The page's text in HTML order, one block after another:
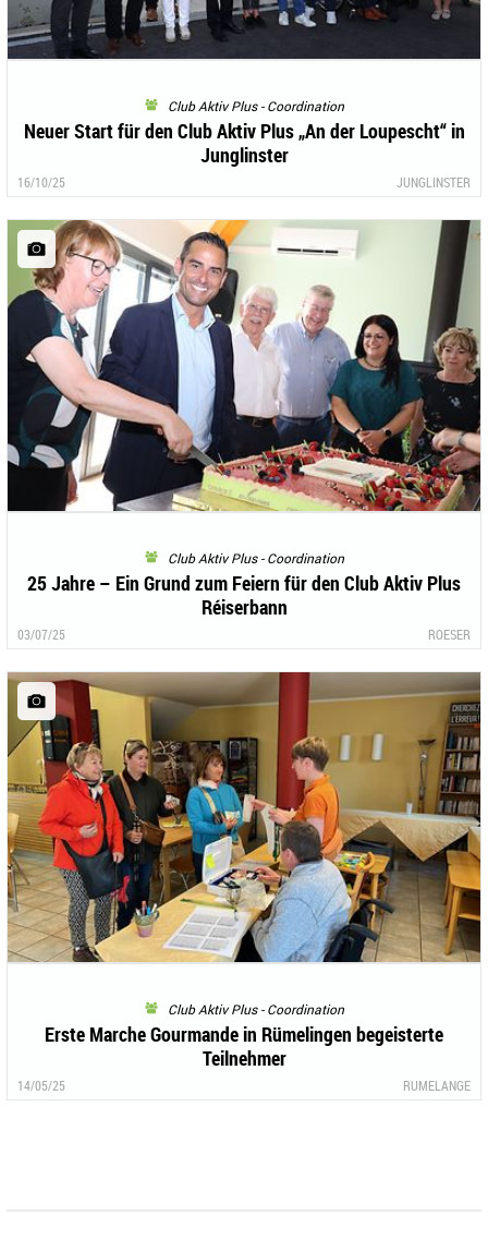
Club Aktiv Plus - Coordination
Neuer Start für den Club Aktiv Plus „An der Loupescht“ in
Junglinster
16/10/25 JUNGLINSTER
Club Aktiv Plus - Coordination
25 Jahre – Ein Grund zum Feiern für den Club Aktiv Plus
Réiserbann
03/07/25 ROESER
Club Aktiv Plus - Coordination
Erste Marche Gourmande in Rümelingen begeisterte
Teilnehmer
14/05/25 RUMELANGE